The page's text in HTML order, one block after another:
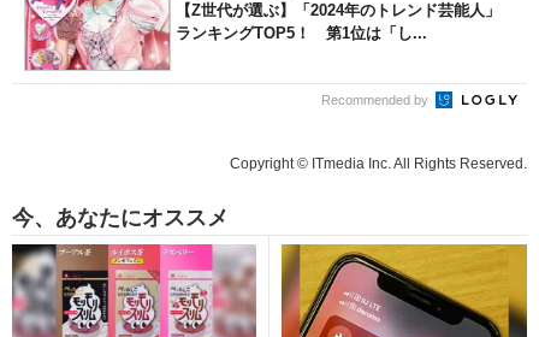
【Z世代が選ぶ】「2024年のトレンド芸能人」
ランキングTOP5！ 第1位は「し...
Recommended by
Copyright © ITmedia Inc. All Rights Reserved.
今、あなたにオススメ